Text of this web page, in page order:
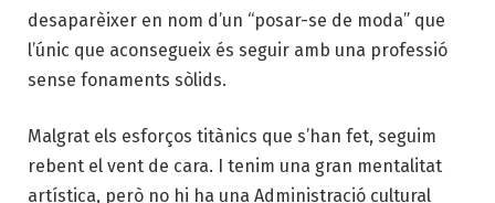
desaparèixer en nom d’un “posar-se de moda” que
l’únic que aconsegueix és seguir amb una professió
sense fonaments sòlids.
Malgrat els esforços titànics que s’han fet, seguim
rebent el vent de cara. I tenim una gran mentalitat
artística, però no hi ha una Administració cultural